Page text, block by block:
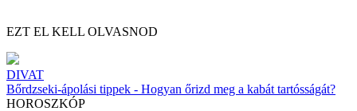
EZT EL KELL OLVASNOD
DIVAT
Bőrdzseki-ápolási tippek - Hogyan őrizd meg a kabát tartósságát?
HOROSZKÓP